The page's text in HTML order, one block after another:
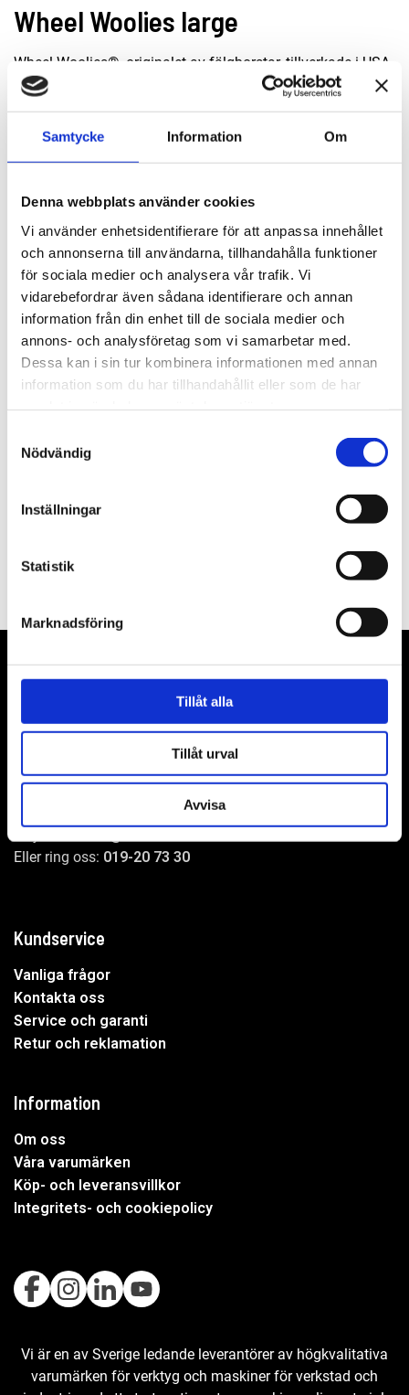
Samtycke Information Om
Denna webbplats använder cookies
Vi använder enhetsidentifierare för att anpassa innehållet
och annonserna till användarna, tillhandahålla funktioner
för sociala medier och analysera vår trafik. Vi
vidarebefordrar även sådana identifierare och annan
information från din enhet till de sociala medier och
annons- och analysföretag som vi samarbetar med.
Dessa kan i sin tur kombinera informationen med annan
information som du har tillhandahållit eller som de har
Nödvändig
Inställningar
Statistik
Marknadsföring
Tillåt alla
Tillåt urval
Avvisa
Wheel Woolies large
Wheel Woolies®, originalet av fälgborstar, tillverkade i USA
och av högsta kvalitet. Borstarna innehåller ingen metall
kemikaliebeständig polypropen för att garantera en repfri
användning.
Rekommenderat pris: 410.00 kr
410 kr
st Lägg i varukorgen
Finns i lager
Beskrivning
Filer
WER-agenturer AB
Adress: Elementvägen 7, 702 27 Örebro
Undrar du över något?
Eller ring oss: 019-20 73 30
Kundservice
Vanliga frågor
Kontakta oss
Service och garanti
Retur och reklamation
Information
Om oss
Våra varumärken
Köp- och leveransvillkor
Integritets- och cookiepolicy
Vi är en av Sverige ledande leverantörer av högkvalitativa
varumärken för verktyg och maskiner för verkstad och